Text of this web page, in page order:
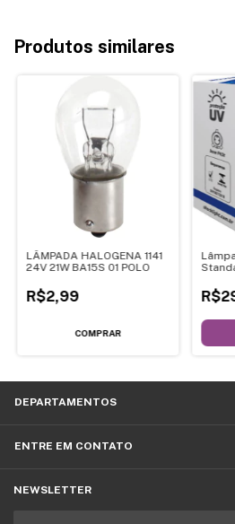
Produtos similares
LÂMPADA HALOGENA 1141
24V 21W BA15S 01 POLO
R$2,99
DEPARTAMENTOS
ENTRE EM CONTATO
NEWSLETTER